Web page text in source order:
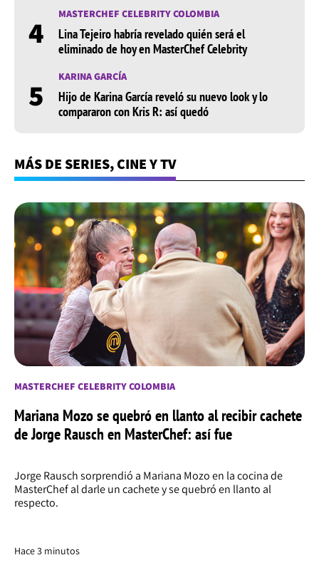
4 MASTERCHEF CELEBRITY COLOMBIA
Lina Tejeiro habría revelado quién será el
eliminado de hoy en MasterChef Celebrity
5 KARINA GARCÍA
Hijo de Karina García reveló su nuevo look y lo
compararon con Kris R: así quedó
MÁS DE SERIES, CINE Y TV
MASTERCHEF CELEBRITY COLOMBIA
Mariana Mozo se quebró en llanto al recibir cachete
de Jorge Rausch en MasterChef: así fue
Jorge Rausch sorprendió a Mariana Mozo en la cocina de
MasterChef al darle un cachete y se quebró en llanto al
respecto.
Hace 3 minutos